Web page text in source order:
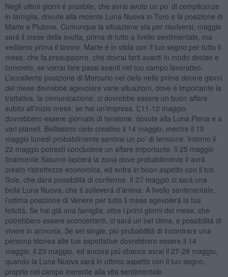
Negli ultimi giorni é proabile, che avrai avuto un po’ di complicanze
in famiglia, dovute alla recente Luna Nuova in Toro e la posizione di
Marte e Plutone. Comunque la situazione sta per risolversi, maggio
sará il mese della svolta, prima di tutto a livello sentimentale, ma
vediamo prima il lavoro. Marte é in sfida con il tuo segno per tutto il
mese, che fa presupporre, che dovrai farti avanti in modo deciso e
concreto, se vorrai fare passi avanti nel tuo campo lavorativo.
L’eccellente posizione di Mercurio nel cielo nelle prime decine giorni
del mese dovrebbe agevolare varie situazioni, dove é importante la
trattativa, la comunicazione, ci dovrebbe essere un buon affare
subito all’inizio mese, se hai un’impresa. L’11-12 maggio
dovrebbero essere giornate di tensione, dovute alla Luna Piena e a
vari pianeti. Bellissimo cielo creativo il 14 maggio, mentre il 19
maggio lunedí probabilmente sentirai un po’ di tensione. Intorno il
22 maggio potresti concludere un affare importante. Il 25 maggio
finalmente Saturno lascerá la zona dove probabilmente ti avrá
creato ristrettezze economica, ed entra in buon aspetto con il tuo
Sole, che dará possibilitá di conferme. Il 27 maggio ci sará una
bella Luna Nuova, che ti solleverá d’anima. A livello sentimentale,
l’ottima posizione di Venere per tutto il mese agevolerá la tua
felicitá. Se hai giá una famiglia, oltre i primi giorni del mese, che
potrebbero essere sconcertanti, ci sará un bel clima, e possibilitá di
vivere in armonia. Se sei single, piú probabilitá di incontrare una
persona idonea alle tue aspettative dovrebbero essere il 14
maggio, il 23 maggio, ed ancora piú chance avrai il 27-28 maggio,
quando la Luna Nuova sará in ottimo aspetto con il tuo segno,
proprio nel campo inerente alla vita sentimentale.